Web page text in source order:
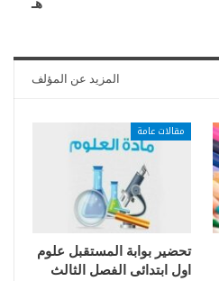
هـ
المزيد عن المؤلف
مقالات عامة
تحضير بوابة المستقبل علوم
اول ابتدائى الفصل الثالث